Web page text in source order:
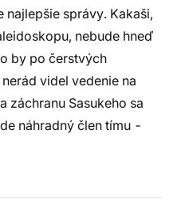
najlepšie správy. Kakaši,
nebude hneď
by po čerstvých
videl vedenie na
záchranu Sasukeho sa
náhradný člen tímu -